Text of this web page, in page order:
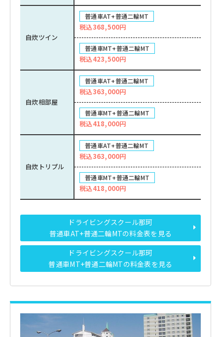
自炊ツイン
普通車AT+普通二輪MT
税込368,500円
普通車MT+普通二輪MT
税込423,500円
自炊相部屋
普通車AT+普通二輪MT
税込363,000円
普通車MT+普通二輪MT
税込418,000円
自炊トリプル
普通車AT+普通二輪MT
税込363,000円
普通車MT+普通二輪MT
税込418,000円
ドライビングスクール那珂
普通車AT+普通二輪MTの料金表を見る
ドライビングスクール那珂
普通車MT+普通二輪MTの料金表を見る